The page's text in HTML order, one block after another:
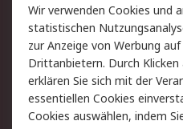
Rücksendungen
Hilfe
Rechtliches
AGB
Wir verwenden Cookies und
statistischen
zur Anzeige von Werbung
Drittanbietern. Durch
erklären Sie sich mit der
essentiellen Cookies
Cookies auswählen, indem